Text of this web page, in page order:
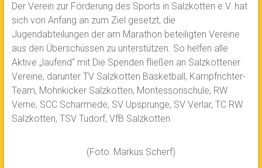
Der Verein zur Förderung des Sports in Salzkotten e.V. hat
sich von Anfang an zum Ziel gesetzt, die
Jugendabteilungen der am Marathon beteiligten Vereine
aus den Überschüssen zu unterstützen. So helfen alle
Aktive „laufend“ mit.Die Spenden fließen an Salzkottener
Vereine, darunter TV Salzkotten Basketball, Kampfrichter-
Team, Mohnkicker Salzkotten, Montessorischule, RW
Verne, SCC Scharmede, SV Upsprunge, SV Verlar, TC RW
Salzkotten, TSV Tudorf, VfB Salzkotten.
(Foto: Markus Scherf)